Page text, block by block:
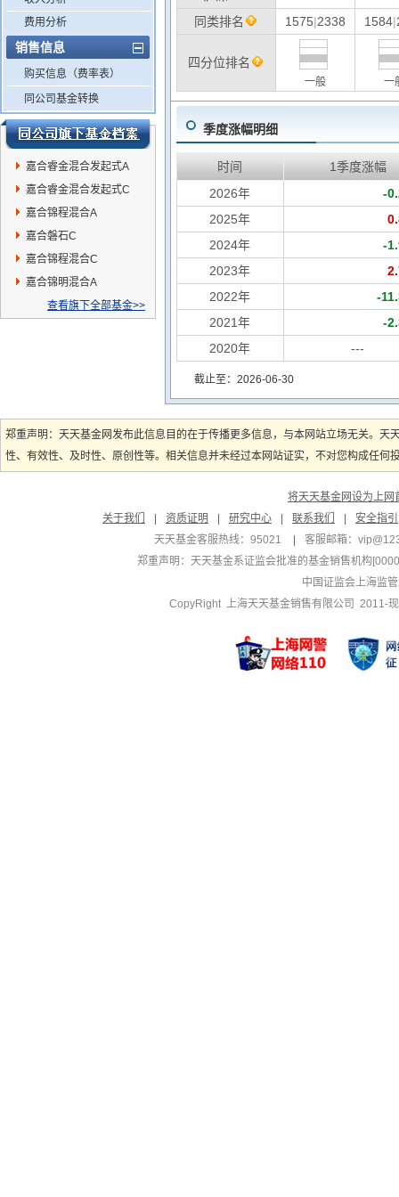
费用分析
销售信息
购买信息（费率表）
同公司基金转换
嘉合睿金混合发起式A
嘉合睿金混合发起式C
嘉合锦程混合A
嘉合磐石C
嘉合锦程混合C
嘉合锦明混合A
查看旗下全部基金>>
同类排名
1575|2338 1584|
四分位排名
一般 一
季度涨幅明细
时间
1季度涨幅
2026年
-
2025年
2024年
-
2023年
2022年
-
2021年
-
2020年
---
截止至：2026-06-30
郑重声明：天天基金网发布此信息目的在于传播更多信息，与本网站立场无关。
性、有效性、及时性、原创性等。相关信息并未经过本网站证实，不对您构成任
将天天基金网设为上网
关于我们
资质证明 研究中心 联系我们
安全指引
天天基金客服热线：95021
客服邮箱：
郑重声明： 天天基金系证监会批准的基金销售机构
中国证监会上海监
CopyRight 上海天天基金销售有限公司 2011-